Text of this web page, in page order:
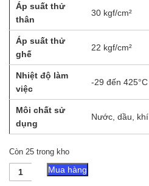
Áp suất thử
thân
30 kgf/cm²
Áp suất thử
ghế
22 kgf/cm²
Nhiệt độ làm
việc
-29 đến 425°C
Môi chất sử
dụng
Nước, dầu, khí
Còn 25 trong kho
Van
Cổng
Mua hàng